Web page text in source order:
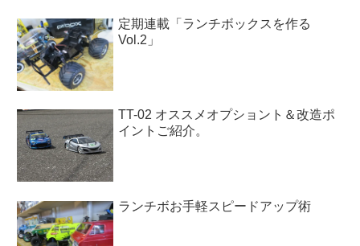
定期連載「ランチボックスを作る
Vol.2」
TT-02 オススメオプショント＆改造ポ
イントご紹介。
ランチボお手軽スピードアップ術